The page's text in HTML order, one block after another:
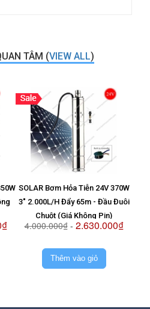
TÂM (VIEW ALL)
SOLAR Bơm Hỏa Tiễn 24V 370W
3" 2.000L/H Đẩy 65m - Đầu Đuôi
Chuột (Giá Không Pin)
4.000.000₫- 2.630.000₫
Thêm vào giỏ